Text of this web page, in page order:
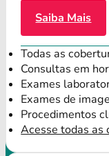
Saiba Mais
Todas as
Consultas em
Exames
Exames de
Procedimentos
Acesse todas as